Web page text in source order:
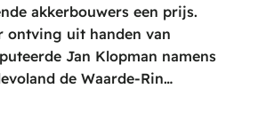
akkerbouwers een prijs.
ontving uit handen van
Jan Klopman namens
de Waarde-Rin…